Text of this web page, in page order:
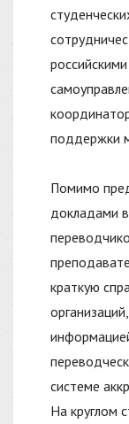
поддержки
Помимо
докладами
краткую
системе
На круглом